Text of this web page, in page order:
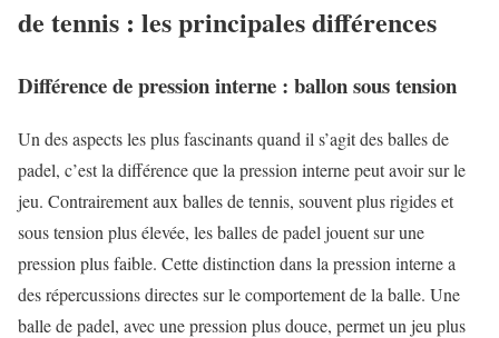
de tennis : les principales différences
Différence de pression interne : ballon sous tension
Un des aspects les plus fascinants quand il s’agit des balles de
padel, c’est la différence que la pression interne peut avoir sur le
jeu. Contrairement aux balles de tennis, souvent plus rigides et
sous tension plus élevée, les balles de padel jouent sur une
pression plus faible. Cette distinction dans la pression interne a
des répercussions directes sur le comportement de la balle. Une
balle de padel, avec une pression plus douce, permet un jeu plus